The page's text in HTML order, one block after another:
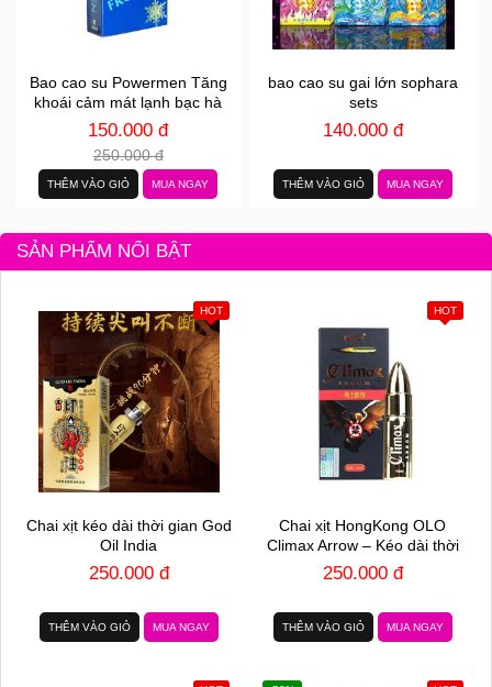
Bao cao su Powermen Tăng
khoái cảm mát lạnh bạc hà
hộp 12 BCS
150.000 đ
250.000 đ
THÊM VÀO GIỎ MUA NGAY
bao cao su gai lớn sophara
sets
140.000 đ
THÊM VÀO GIỎ MUA NGAY
SẢN PHẨM NỔI BẬT
HOT
Chai xịt kéo dài thời gian God
Oil India
250.000 đ
THÊM VÀO GIỎ MUA NGAY
HOT
Chai xịt HongKong OLO
Climax Arrow – Kéo dài thời
gian – Chai 15ml
250.000 đ
THÊM VÀO GIỎ MUA NGAY